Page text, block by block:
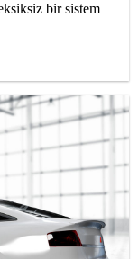
bir sistem